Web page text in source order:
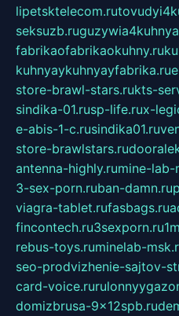
lipetsktelecom.ru
seksuzb.ru
fabrikaofabrikaokuhny.ru
kuhnyaykuhnyayfabrika.ru
store-brawl-stars.rukts-
sindika-01.rusp-life.rux-
e-abis-1-c.rusindika01.ru
store-brawlstars.ru
antenna-highly.rumine-lab-
3-sex-porn.ruban-damn.ru
viagra-tablet.rufasbags.ru
fincontech.ru3sexporn.ru
rebus-toys.ruminelab-
seo-prodvizhenie-sajtov-
card-voice.ru
domizbrusa-9x12spb.ru